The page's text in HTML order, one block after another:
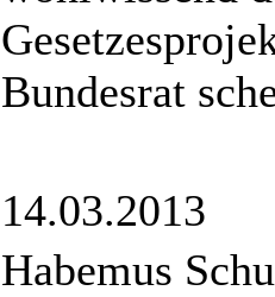
Bundesrat
14.03.2013
Habemus